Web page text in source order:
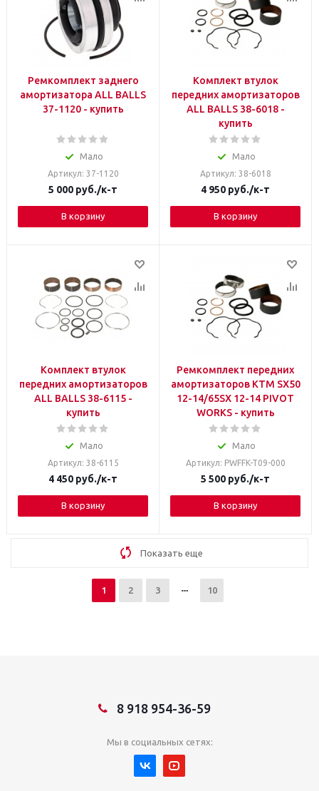
Ремкомплект заднего
амортизатора ALL BALLS
37-1120 - купить
Мало
Артикул: 37-1120
5 000 руб./к-т
В корзину
Комплект втулок
передних амортизаторов
ALL BALLS 38-6018 -
купить
Мало
Артикул: 38-6018
4 950 руб./к-т
В корзину
Комплект втулок
передних амортизаторов
ALL BALLS 38-6115 -
купить
Мало
Артикул: 38-6115
4 450 руб./к-т
В корзину
Ремкомплект передних
амортизаторов KTM SX50
12-14/65SX 12-14 PIVOT
WORKS - купить
Мало
Артикул: PWFFK-T09-000
5 500 руб./к-т
В корзину
Показать еще
1 2 3 10
8 918 954-36-59
Мы в социальных сетях: